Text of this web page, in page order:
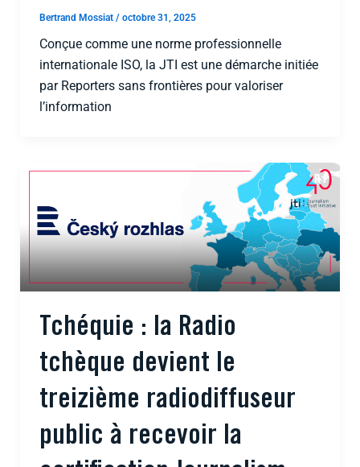
Bertrand Mossiat / octobre 31, 2025
Conçue comme une norme professionnelle
internationale ISO, la JTI est une démarche initiée
par Reporters sans frontières pour valoriser
l’information
Tchéquie : la Radio
tchèque devient le
treizième radiodiffuseur
public à recevoir la